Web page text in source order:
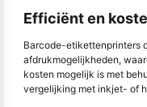
Efficiënt en
Barcode-etikettenprinters
afdrukmogelijkheden,
kosten mogelijk is met
vergelijking met inkjet- of